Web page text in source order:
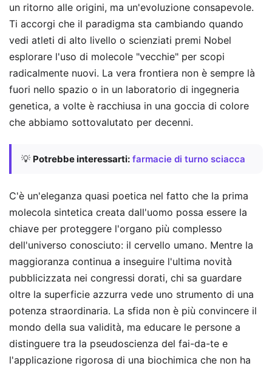
un ritorno alle origini, ma un'evoluzione consapevole.
Ti accorgi che il paradigma sta cambiando quando
vedi atleti di alto livello o scienziati premi Nobel
esplorare l'uso di molecole "vecchie" per scopi
radicalmente nuovi. La vera frontiera non è sempre là
fuori nello spazio o in un laboratorio di ingegneria
genetica, a volte è racchiusa in una goccia di colore
che abbiamo sottovalutato per decenni.
💡 Potrebbe interessarti: farmacie di turno sciacca
C'è un'eleganza quasi poetica nel fatto che la prima
molecola sintetica creata dall'uomo possa essere la
chiave per proteggere l'organo più complesso
dell'universo conosciuto: il cervello umano. Mentre la
maggioranza continua a inseguire l'ultima novità
pubblicizzata nei congressi dorati, chi sa guardare
oltre la superficie azzurra vede uno strumento di una
potenza straordinaria. La sfida non è più convincere il
mondo della sua validità, ma educare le persone a
distinguere tra la pseudoscienza del fai-da-te e
l'applicazione rigorosa di una biochimica che non ha